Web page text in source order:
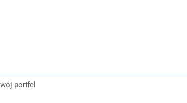
Twój portfel